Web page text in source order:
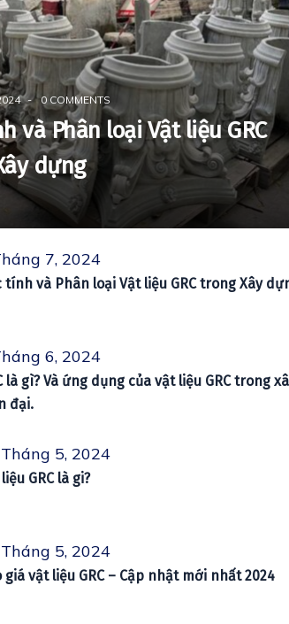
- 0 COMMENTS
và Phân loại Vật liệu GRC
dựng
7, 2024
tính và Phân loại Vật liệu GRC trong Xây
6, 2024
là gì? Và ứng dụng của vật liệu GRC trong
đại.
5, 2024
GRC là gi?
5, 2024
giá vật liệu GRC – Cập nhật mới nhất 2024